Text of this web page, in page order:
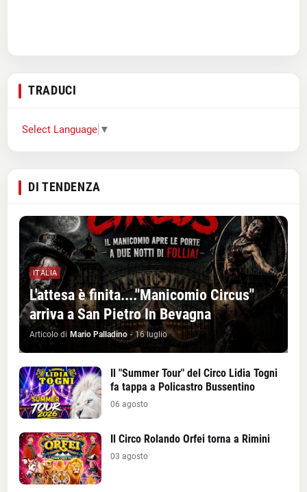
TRADUCI
Select Language ▼
DI TENDENZA
ITALIA
L'attesa è finita...."Manicomio Circus"
arriva a San Pietro In Bevagna
Articolo di Mario Palladino - 16 luglio
Il "Summer Tour" del Circo Lidia Togni
fa tappa a Policastro Bussentino
06 agosto
Il Circo Rolando Orfei torna a Rimini
03 agosto